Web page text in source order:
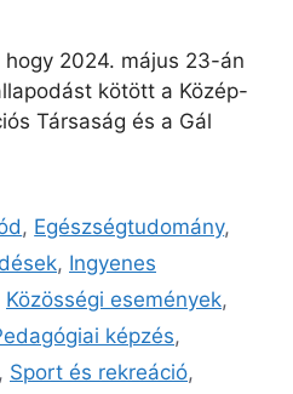
2024. május 23-án
kötött a Közép-
Társaság és a Gál
, Egészségtudomány,
, Ingyenes
Közösségi események,
képzés,
, Sport és rekreáció,